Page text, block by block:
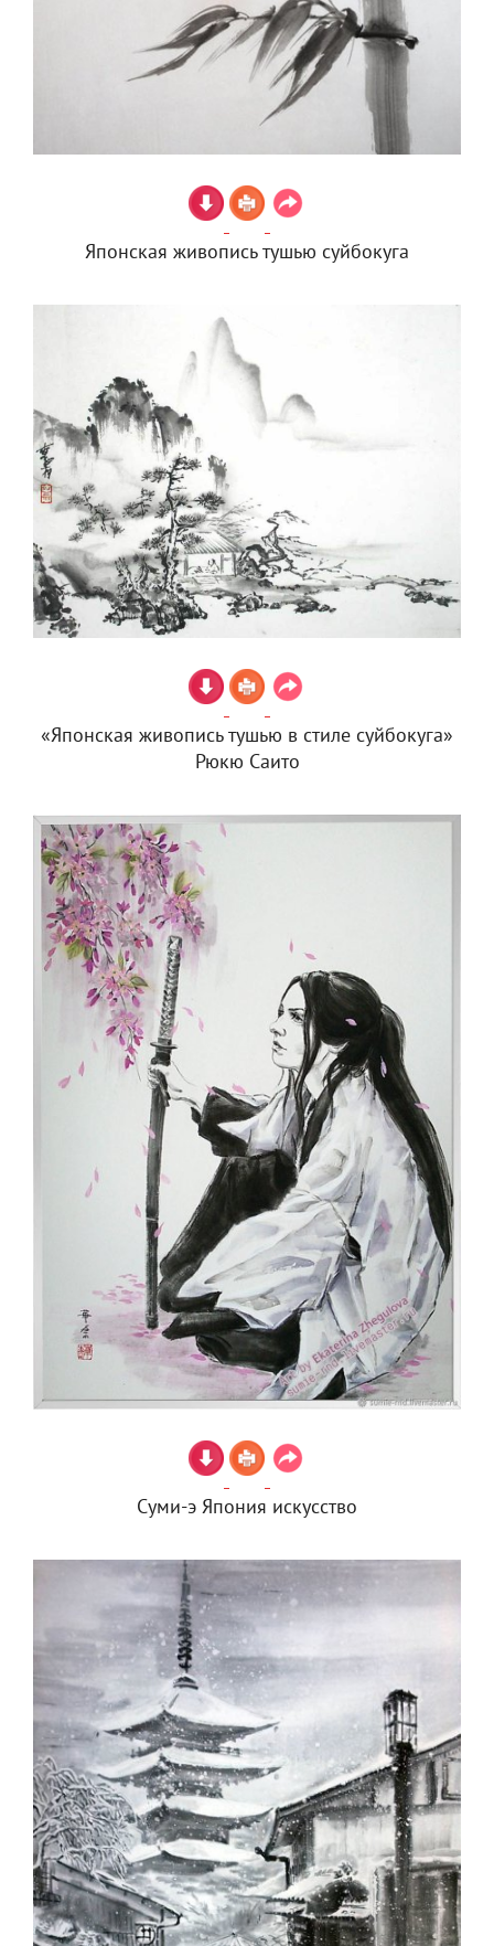
Японская живопись тушью суйбокуга
«Японская живопись тушью в стиле суйбокуга»
Рюкю Саито
Суми-э Япония искусство